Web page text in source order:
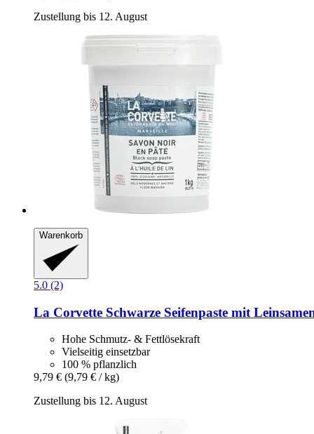
Zustellung bis 12. August
Warenkorb
5.0 (2)
La Corvette Schwarze Seifenpaste mit
Hohe Schmutz- & Fettlösekraft
Vielseitig einsetzbar
100 % pflanzlich
9,79 € (9,79 € / kg)
Zustellung bis 12. August